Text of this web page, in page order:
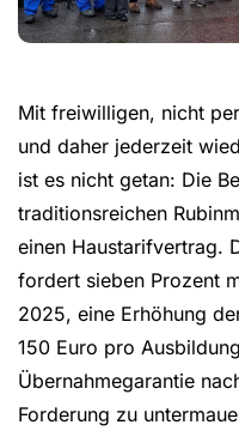
Mit freiwilligen, nicht
und daher jederzeit
ist es nicht getan: Die
traditionsreichen
einen Haustarifvertrag.
fordert sieben Prozent
2025, eine Erhöhung
150 Euro pro
Übernahmegarantie
Forderung zu